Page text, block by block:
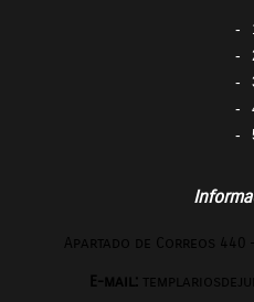
Apartado de Correos 440
E-mail: